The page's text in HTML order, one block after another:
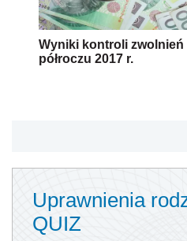
Wyniki kontroli zwolnień
półroczu 2017 r.
Uprawnienia
QUIZ